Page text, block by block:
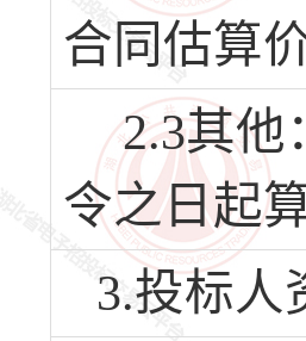
合同估算
2.3其他
令之日起算
3.投标人